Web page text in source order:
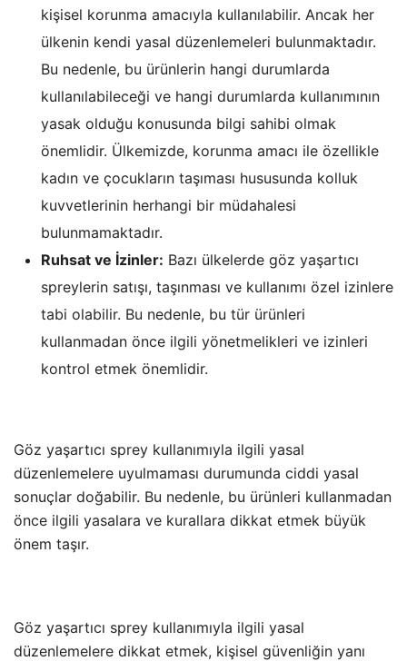
kişisel korunma amacıyla kullanılabilir. Ancak her
ülkenin kendi yasal düzenlemeleri bulunmaktadır.
Bu nedenle, bu ürünlerin hangi durumlarda
kullanılabileceği ve hangi durumlarda kullanımının
yasak olduğu konusunda bilgi sahibi olmak
önemlidir. Ülkemizde, korunma amacı ile özellikle
kadın ve çocukların taşıması hususunda kolluk
kuvvetlerinin herhangi bir müdahalesi
bulunmamaktadır.
Ruhsat ve İzinler: Bazı ülkelerde göz yaşartıcı
spreylerin satışı, taşınması ve kullanımı özel izinlere
tabi olabilir. Bu nedenle, bu tür ürünleri
kullanmadan önce ilgili yönetmelikleri ve izinleri
kontrol etmek önemlidir.
Göz yaşartıcı sprey kullanımıyla ilgili yasal
düzenlemelere uyulmaması durumunda ciddi yasal
sonuçlar doğabilir. Bu nedenle, bu ürünleri kullanmadan
önce ilgili yasalara ve kurallara dikkat etmek büyük
önem taşır.
Göz yaşartıcı sprey kullanımıyla ilgili yasal
düzenlemelere dikkat etmek, kişisel güvenliğin yanı